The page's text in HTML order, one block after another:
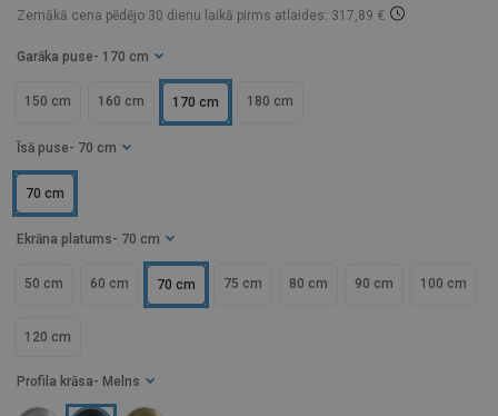
Zemākā cena pēdējo 30 dienu laikā pirms atlaides: 317,89 €
Garāka puse - 170 cm
150 cm 160 cm 170 cm 180 cm
Īsā puse - 70 cm
70 cm
Profila krāsa - Melns
Ekrāna platums - 70 cm
50 cm 60 cm 70 cm 75 cm 80 cm 90 cm 100 cm
120 cm